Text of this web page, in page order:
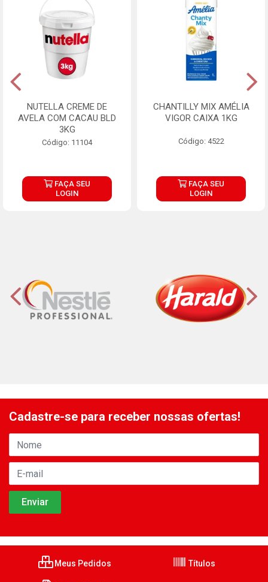
NUTELLA CREME DE
AVELA COM CACAU BLD
3KG
Código: 11104
FAÇA SEU
LOGIN
CHANTILLY MIX AMÉLIA
VIGOR CAIXA 1KG
Código: 4522
FAÇA SEU
LOGIN
Cadastre-se para receber nossas ofertas!
Meus Pedidos Títulos